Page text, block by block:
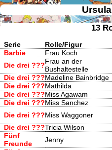
13
Serie Rolle/Figur
Barbie
Frau Koch
Die drei ???Frau an der
Bushaltestelle
Die drei ???Madeline Bainbridge
Die drei ???Mathilda
Die drei ???Miss Agawam
Die drei ???Miss Sanchez
Die drei ???Miss Waggoner
Die drei ???Tricia Wilson
Fünf
Freunde
Jenny